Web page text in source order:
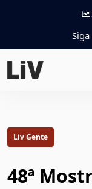
Siga
Liv Gente
48ª